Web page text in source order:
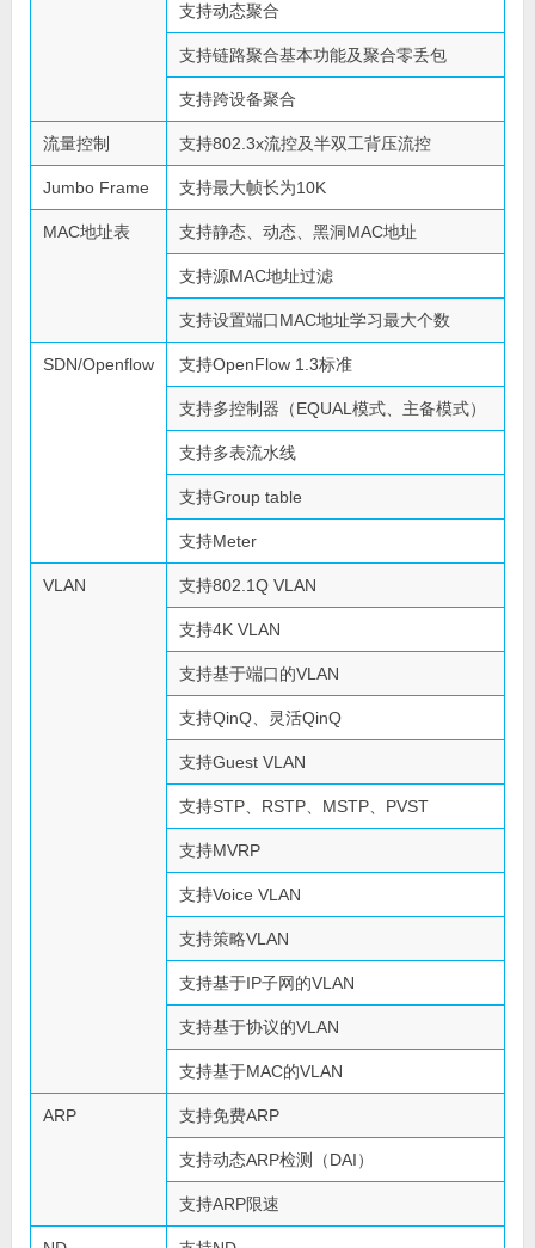
支持动态聚合
支持链路聚合基本功能及聚合零丢包
支持跨设备聚合
流量控制 支持802.3x流控及半双工背压流控
Jumbo Frame 支持最大帧长为10K
MAC地址表 支持静态、动态、黑洞MAC地址
支持源MAC地址过滤
支持设置端口MAC地址学习最大个数
SDN/Openflow 支持OpenFlow 1.3标准
支持多控制器（EQUAL模式、主备模式）
支持多表流水线
支持Group table
支持Meter
VLAN 支持802.1Q VLAN
支持4K VLAN
支持基于端口的VLAN
支持QinQ、灵活QinQ
支持Guest VLAN
支持STP、RSTP、MSTP、PVST
支持MVRP
支持Voice VLAN
支持策略VLAN
支持基于IP子网的VLAN
支持基于协议的VLAN
支持基于MAC的VLAN
ARP 支持免费ARP
支持动态ARP检测（DAI）
支持ARP限速